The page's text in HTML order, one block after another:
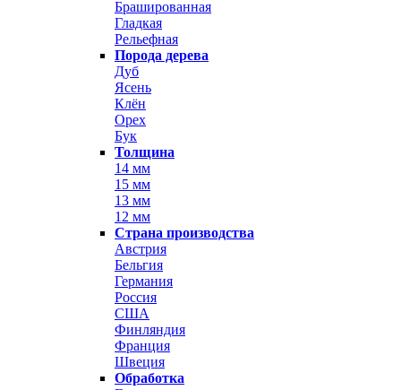
Брашированная
Гладкая
Рельефная
Порода дерева
Дуб
Ясень
Клён
Орех
Бук
Толщина
14 мм
15 мм
13 мм
12 мм
Страна производства
Австрия
Бельгия
Германия
Россия
США
Финляндия
Франция
Швеция
Обработка